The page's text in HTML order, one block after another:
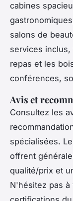
cabines
salons de
services
repas et les
conférences,
Avis et
Consultez les
spécialisées.
offrent
qualité/prix et
N'hésitez pas